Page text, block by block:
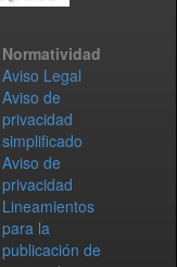
Normatividad
Aviso Legal
Aviso de
privacidad
simplificado
Aviso de
privacidad
Lineamientos
para la
publicación de